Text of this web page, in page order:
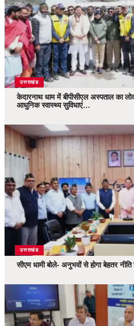
उत्तराखंड
केदारनाथ धाम में बीपीसीएल अस्पताल का
आधुनिक स्वास्थ्य सुविधाएं…
उत्तराखंड
सीएम धामी बोले- अनुभवों से होगा बेहतर नीति